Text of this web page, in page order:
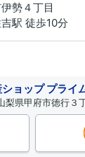
伊勢４丁目
駅 徒歩10分
ョップ プライ
梨県甲府市徳行３